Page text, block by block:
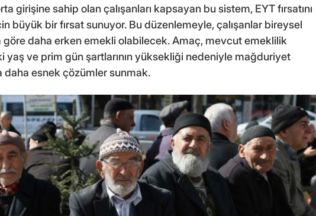
girişine sahip olan çalışanları kapsayan bu sistem, EYT fırsatını
büyük bir fırsat sunuyor. Bu düzenlemeyle, çalışanlar bireysel
göre daha erken emekli olabilecek. Amaç, mevcut emeklilik
yaş ve prim gün şartlarının yüksekliği nedeniyle mağduriyet
daha esnek çözümler sunmak.